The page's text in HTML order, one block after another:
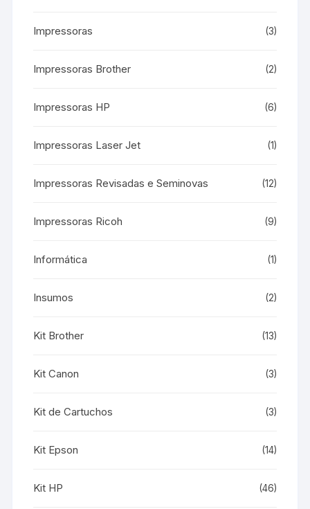
Impressoras (3)
Impressoras Brother (2)
Impressoras HP (6)
Impressoras Laser Jet (1)
Impressoras Revisadas e Seminovas (12)
Impressoras Ricoh (9)
Informática (1)
Insumos (2)
Kit Brother (13)
Kit Canon (3)
Kit de Cartuchos (3)
Kit Epson (14)
Kit HP (46)